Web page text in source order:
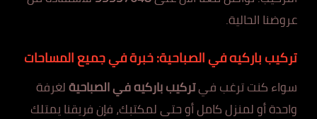
عروضنا الحالية.
تركيب باركيه في الصباحية: خبرة في جميع المساحات
سواء كنت ترغب فيتركيب باركيه في الصباحيةلغرفة
واحدة أو لمنزل كامل أو حتى لمكتبك، فإن فريقنا يمتلك